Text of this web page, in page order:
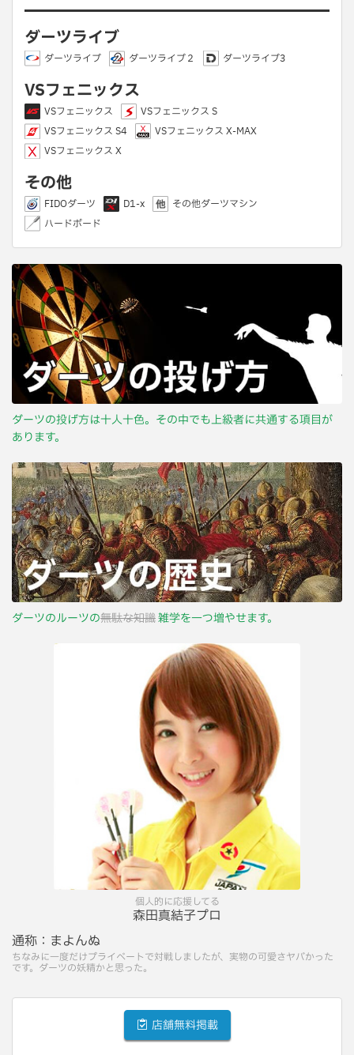
ダーツライブ
ダーツライブ ダーツライブ２ ダーツライブ3
VSフェニックス
VSフェニックス
VSフェニックス S
VSフェニックス S4
VSフェニックス X-MAX
VSフェニックス X
その他
FIDOダーツ D1-x
その他ダーツマシン
ハードボード
ダーツの投げ方は十人十色。その中でも上級者に共通する項目が
あります。
ダーツのルーツの無駄な知識雑学を一つ増やせます。
個人的に応援してる
森田真結子プロ
通称： まよんぬ
ちなみに一度だけプライベートで対戦しましたが、実物の可愛さヤバかった
です。ダーツの妖精かと思った。
店舗無料掲載